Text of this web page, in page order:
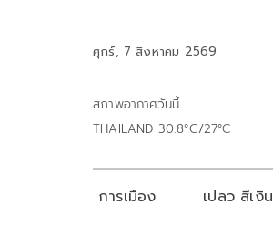
ศุกร์, 7 สิงหาคม 2569
สภาพอากาศวันนี้
THAILAND 30.8°C/27°C
การเมือง เปลว สีเงิน